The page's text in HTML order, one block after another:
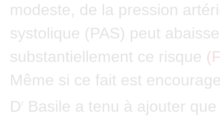
modeste, de la pression
systolique (PAS) peut
substantiellement ce risque
Même si ce fait est
Dr
Basile a tenu à ajouter que